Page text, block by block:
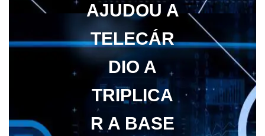
AJUDOU A
TELECÁR
DIO A
TRIPLICA
R A BASE